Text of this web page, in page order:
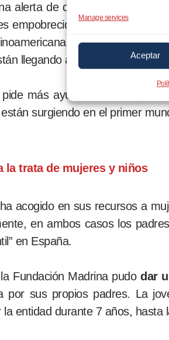
Manage services
Aceptar
alerta de que se aprecia un
empobrecidos como El
que habitan de
llegando a las ciudades, o
más ayudas directas para
surgiendo en el primer
la trata de mujeres y niños
acogido en sus recursos a
en ambos casos los
en España.
Fundación Madrina pudodar
por sus propios padres. La
entidad durante 7 años, hasta